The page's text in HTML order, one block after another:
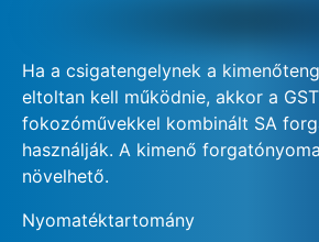
Ha a csigatengelynek a
eltoltan kell működnie, akkor a
fokozóművekkel kombinált SA
használják. A kimenő
növelhető.
Nyomatéktartomány